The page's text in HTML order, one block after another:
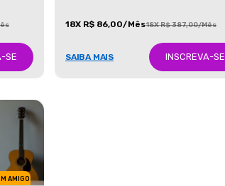
SE
18X R$ 86,00/Mês18X R$ 387,00/Mês
SAIBA MAIS INSCREVA-SE
AMIGO